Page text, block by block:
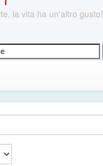
la vita ha un'altro gusto!